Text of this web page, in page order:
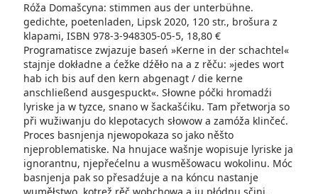
Róža Domašcyna: stimmen aus der unterbühne.
gedichte, poetenladen, Lipsk 2020, 120 str., brošura z
klapami, ISBN 978-3-948305-05-5, 18,80 €
Programatisce zwjazuje baseń »Kerne in der schachtel«
stajnje dokładne a ćežke dźěło na a z rěču: »jedes wort
hab ich bis auf den kern abgenagt / die kerne
anschließend ausgespuckt«. Słowne póčki hromadźi
lyriske ja w tyzce, snano w šackašćiku. Tam přetworja so
při wužiwanju do klepotacych słowow a zamóža klinčeć.
Proces basnjenja njewopokaza so jako něšto
njeproblematiske. Na hnujace wašnje wopisuje lyriske ja
ignorantnu, njepřećelnu a wusměšowacu wokolinu. Móc
basnjenja pak so přesadźuje a na kóncu nastanje